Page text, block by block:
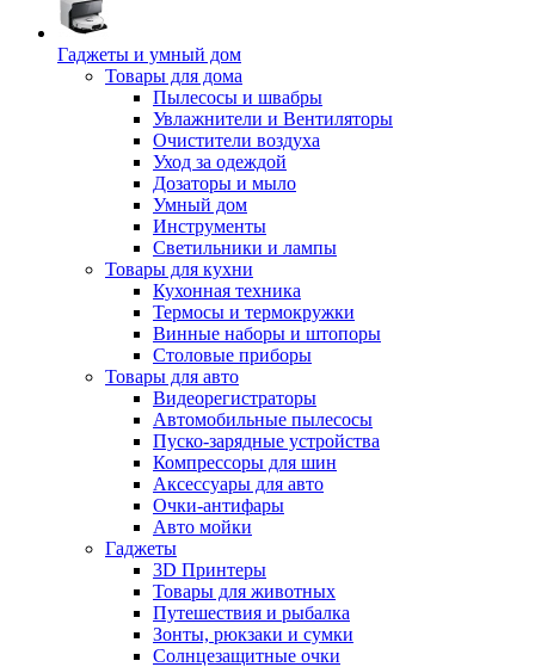
Гаджеты и умный дом
Товары для дома
Пылесосы и швабры
Увлажнители и Вентиляторы
Очистители воздуха
Уход за одеждой
Дозаторы и мыло
Умный дом
Инструменты
Светильники и лампы
Товары для кухни
Кухонная техника
Термосы и термокружки
Винные наборы и штопоры
Столовые приборы
Товары для авто
Видеорегистраторы
Автомобильные пылесосы
Пуско-зарядные устройства
Компрессоры для шин
Аксессуары для авто
Очки-антифары
Авто мойки
Гаджеты
3D Принтеры
Товары для животных
Путешествия и рыбалка
Зонты, рюкзаки и сумки
Солнцезащитные очки